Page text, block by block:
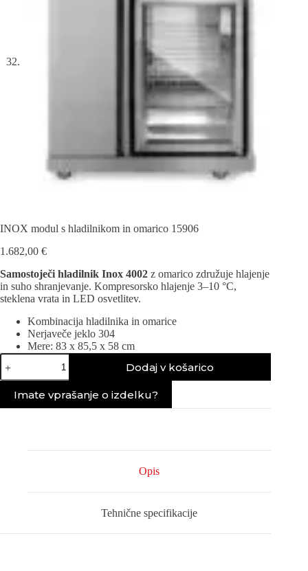
INOX modul s hladilnikom in omarico 15906
1.682,00 €
Samostoječi hladilnik Inox 4002 z omarico združuje hlajenje
in suho shranjevanje. Kompresorsko hlajenje 3–10 °C,
steklena vrata in LED osvetlitev.
Kombinacija hladilnika in omarice
Nerjaveče jeklo 304
Mere: 83 x 85,5 x 58 cm
INOX
modul
s
hladilnikom
Dodaj v košarico
Imate vprašanje o izdelku?
Opis
Tehnične specifikacije